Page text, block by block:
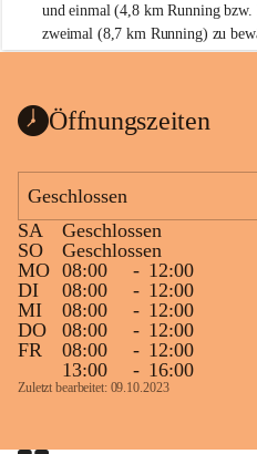
und einmal (4,8 km Running
zweimal (8,7 km Running) zu
Parkplatz auf der Rückseite der St.
Zielgelände mit Verpflegungstruck
Ablauf
Samstag, 19.9.
13 bis 15 Uhr
Martins Therme & Lodge
der Therme zugänglich)
Sonntag, 20.9.
Öffnungszeiten
Geschlossen
SA
Geschlossen
SO
Geschlossen
MO 08:00 - 12:00
DI
08:00 - 12:00
MI
08:00 - 12:00
DO
08:00 - 12:00
FR
08:00 - 12:00
13:00
- 16:00
Zuletzt bearbeitet: 09.10.2023